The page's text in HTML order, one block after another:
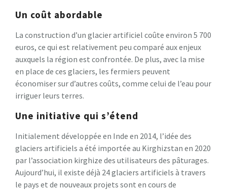
Un coût abordable
La construction d’un glacier artificiel coûte environ 5 700
euros, ce qui est relativement peu comparé aux enjeux
auxquels la région est confrontée. De plus, avec la mise
en place de ces glaciers, les fermiers peuvent
économiser sur d’autres coûts, comme celui de l’eau pour
irriguer leurs terres.
Une initiative qui s’étend
Initialement développée en Inde en 2014, l’idée des
glaciers artificiels a été importée au Kirghizstan en 2020
par l’association kirghize des utilisateurs des pâturages.
Aujourd’hui, il existe déjà 24 glaciers artificiels à travers
le pays et de nouveaux projets sont en cours de